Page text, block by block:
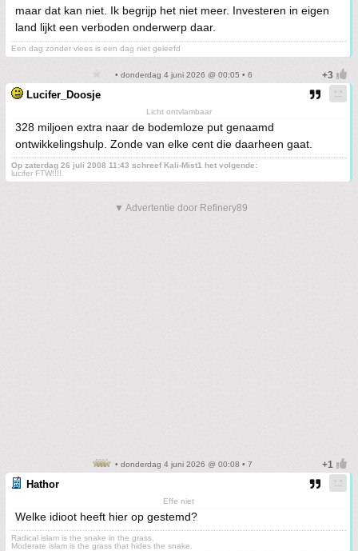
maar dat kan niet. Ik begrijp het niet meer. Investeren in eigen
land lijkt een verboden onderwerp daar.
Een dag zonder vlees is een dag niet geleefd
• donderdag 4 juni 2026 @ 00:05 • 6
Lucifer_Doosje
Licht ontvlambaar
328 miljoen extra naar de bodemloze put genaamd
ontwikkelingshulp. Zonde van elke cent die daarheen gaat.
Op zaterdag 26 juli 2008 11:43 schreef Kali-Mist1 het volgende:
lucifer FTW!!!!
▼ Advertentie door Refinery89
• donderdag 4 juni 2026 @ 00:08 • 7
Hathor
Effe niet
Welke idioot heeft hier op gestemd?
Radical islam is the snake in the grass.
Moderate islam is the grass that hides the snake.